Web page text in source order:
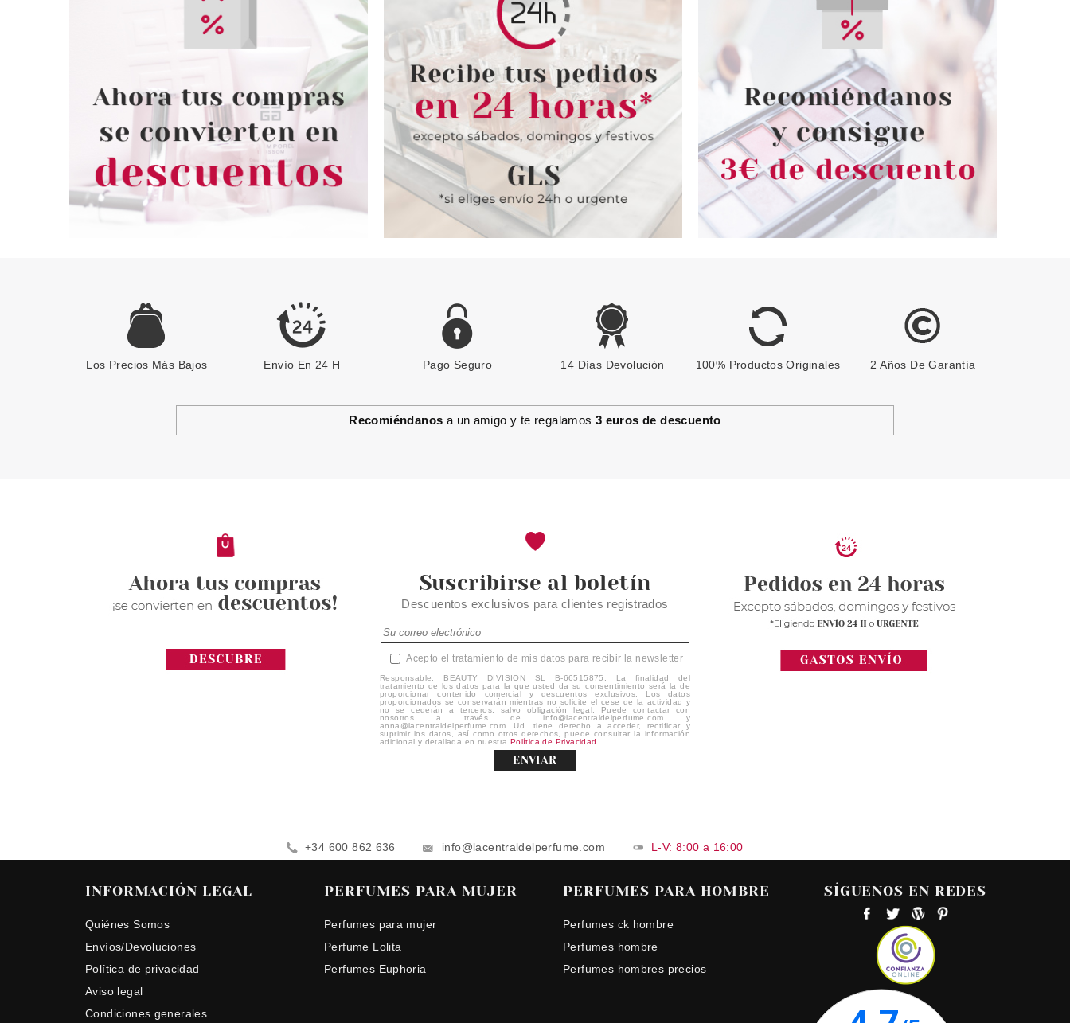
Los Precios Más Bajos Envío En 24 H Pago Seguro 14 Días Devolución 100% Productos Originales 2 Años De Garantía
Recomiéndanos a un amigo y te regalamos 3 euros de descuento
Suscribirse al boletín
Descuentos exclusivos para clientes registrados
Acepto el tratamiento de mis datos para recibir la newsletter
Responsable: BEAUTY DIVISION SL B-66515875. La finalidad del
tratamiento de los datos para la que usted da su consentimiento será la de
proporcionar contenido comercial y descuentos exclusivos. Los datos
proporcionados se conservarán mientras no solicite el cese de la actividad y
no se cederán a terceros, salvo obligación legal. Puede contactar con
nosotros a través de info@lacentraldelperfume.com y
anna@lacentraldelperfume.com. Ud. tiene derecho a acceder, rectificar y
suprimir los datos, así como otros derechos, puede consultar la información
adicional y detallada en nuestra Política de Privacidad
ENVIAR
+34 600 862 636 info@lacentraldelperfume.com L-V: 8:00 a 16:00
INFORMACIÓN LEGAL
Quiénes Somos
Envíos/Devoluciones
Política de privacidad
Aviso legal
Condiciones generales
PERFUMES PARA MUJER
Perfumes para mujer
Perfume Lolita
Perfumes Euphoria
PERFUMES PARA HOMBRE
Perfumes ck hombre
Perfumes hombre
Perfumes hombres precios
SÍGUENOS EN REDES